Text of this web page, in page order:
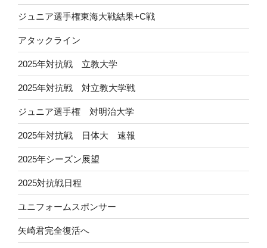
ジュニア選手権東海大戦結果+C戦
アタックライン
2025年対抗戦 立教大学
2025年対抗戦 対立教大学戦
ジュニア選手権 対明治大学
2025年対抗戦 日体大 速報
2025年シーズン展望
2025対抗戦日程
ユニフォームスポンサー
矢崎君完全復活へ